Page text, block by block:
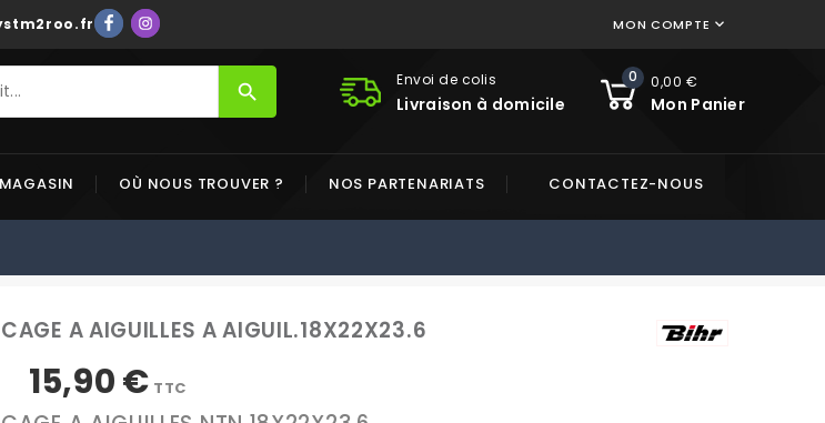
MON COMPTE 
0 0,00 €
Mon Panier
Envoi de colis
Livraison à domicile
search
OÙ NOUS TROUVER ? NOS PARTENARIATS CONTACTEZ-NOUS
CAGE A AIGUILLES A AIGUIL.18X22X23.6
15,90 € TTC